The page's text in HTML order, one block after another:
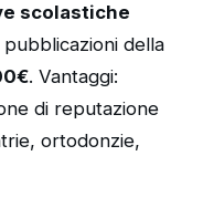
scolastiche
della
. Vantaggi:
di reputazione
ortodonzie,